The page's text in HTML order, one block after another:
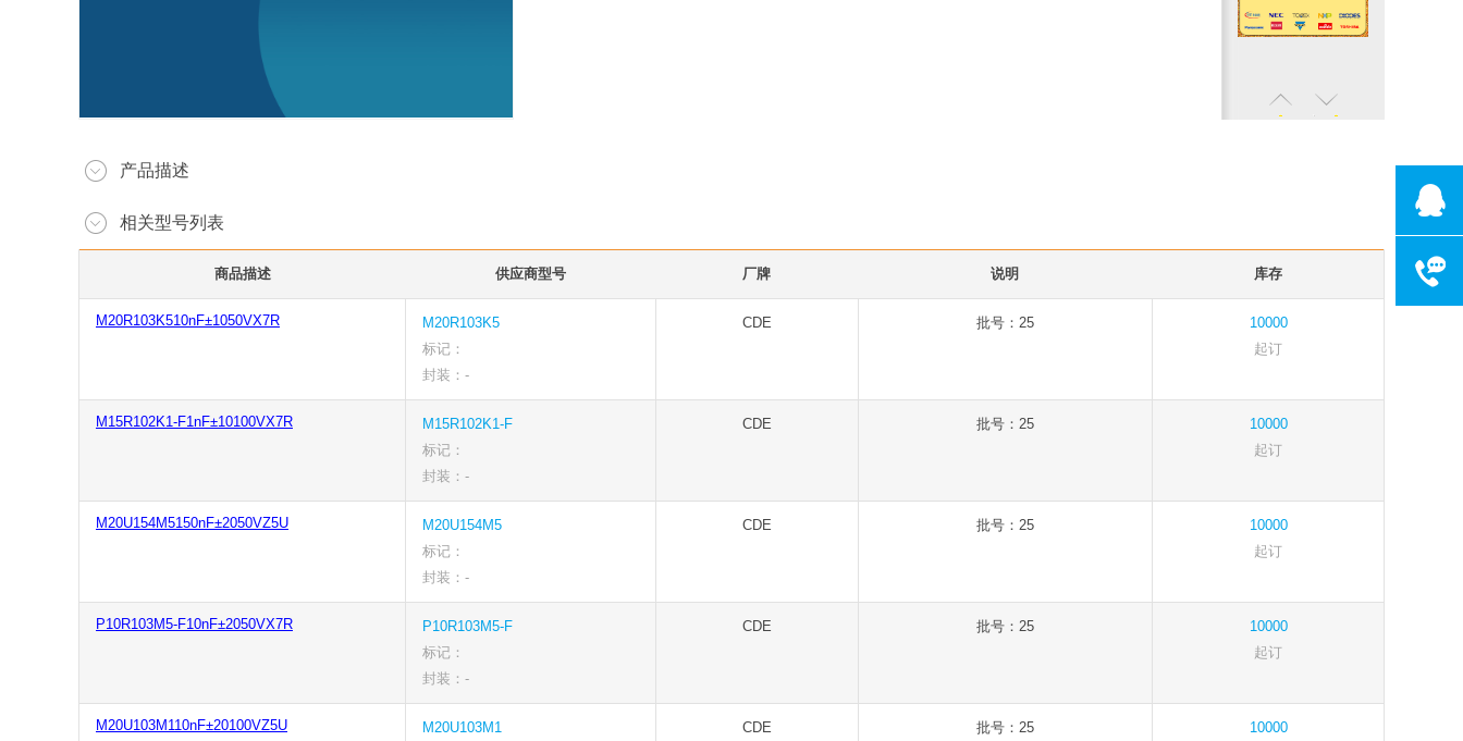
产品描述
相关型号列表
商品描述 供应商型号 厂牌 说明 库存
M20R103K510nF±1050VX7R
M20R103K5
标记：
封装：-
CDE 批号：25
10000
起订
M15R102K1-F1nF±10100VX7R
M15R102K1-F
标记：
封装：-
CDE 批号：25
10000
起订
M20U154M5150nF±2050VZ5U
M20U154M5
标记：
封装：-
CDE 批号：25
10000
起订
P10R103M5-F10nF±2050VX7R
P10R103M5-F
标记：
封装：-
CDE 批号：25
10000
起订
M20U103M110nF±20100VZ5U
M20U103M1
CDE 批号：25
10000
客服电话
工作时间: